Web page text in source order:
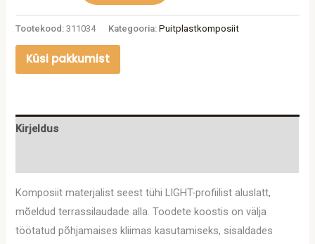
Tootekood:311034 Kategooria:Puitplastkomposiit
Küsi pakkumist
Kirjeldus
Komposiit materjalist seest tühi LIGHT-profiilist aluslatt,
mõeldud terrassilaudade alla. Toodete koostis on välja
töötatud põhjamaises kliimas kasutamiseks, sisaldades